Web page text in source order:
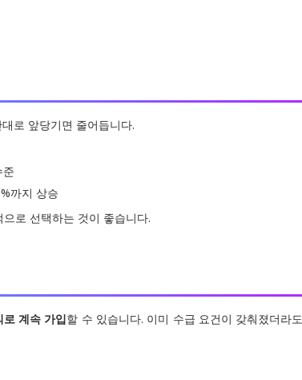
로 앞당기면 줄어듭니다.
까지 상승
로 선택하는 것이 좋습니다.
계속 가입할 수 있습니다. 이미 수급 요건이 갖춰졌더라